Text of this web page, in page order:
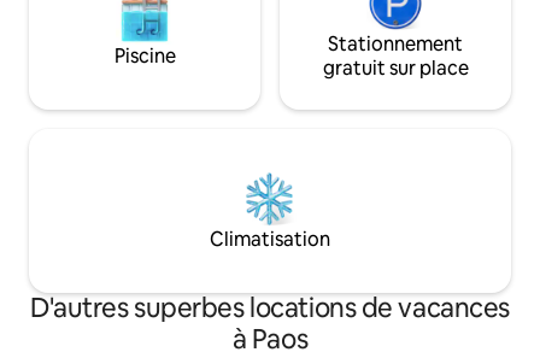
Olympie à 2,5 km et du site
archéologique de l'ancienne Olympie.
Maison au rez-de-chaussée.L'
chambres, peut accueillir jusqu'à 5
entièrement équipée, réfrigérateur,
télévision 81 cm, machine à laver. Dans
un village avec mini-mart, boulangerie,
taverne, cafétéria. Soyez comme chez
Piscine
Stationnement
gratuit sur place
Climatisation
D'autres superbes locations de vacances
à Paos